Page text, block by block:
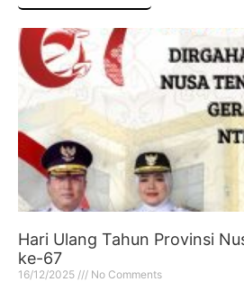
Hari Ulang Tahun Provinsi
ke-67
16/12/2025 No Comments